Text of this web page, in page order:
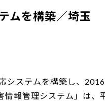
ムを構築／埼玉
システムを構築し、
報管理システム」は、